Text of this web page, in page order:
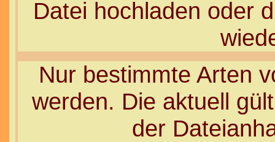
Datei hochladen oder
Nur bestimmte Arten
werden. Die aktuell
der